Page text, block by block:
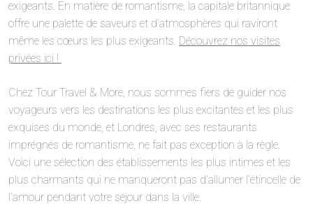
exigeants. En matière de romantisme, la capitale britannique
offre une palette de saveurs et d’atmosphères qui raviront
même les cœurs les plus exigeants. Découvrez nos visites
privées ici !
Chez Tour Travel & More, nous sommes fiers de guider nos
voyageurs vers les destinations les plus excitantes et les plus
exquises du monde, et Londres, avec ses restaurants
imprégnés de romantisme, ne fait pas exception à la règle.
Voici une sélection des établissements les plus intimes et les
plus charmants qui ne manqueront pas d’allumer l’étincelle de
l’amour pendant votre séjour dans la ville.